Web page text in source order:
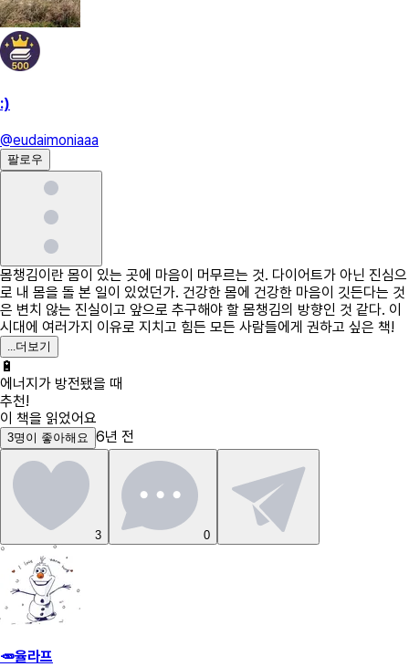
:)
@eudaimoniaaa
팔로우
몸챙김이란 몸이 있는 곳에 마음이 머무르는 것. 다이어트가 아닌 진심으
로 내 몸을 돌 본 일이 있었던가. 건강한 몸에 건강한 마음이 깃든다는 것
은 변치 않는 진실이고 앞으로 추구해야 할 몸챙김의 방향인 것 같다. 이
시대에 여러가지 이유로 지치고 힘든 모든 사람들에게 권하고 싶은 책!
더보기
🔋
에너지가 방전됐을 때
추천!
이 책을 읽었어요
3명 이 좋아해요 6년 전
3 0
🥕율라프